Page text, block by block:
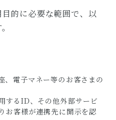
的に必要な範囲で、以
、電子マネー等のお客さまの
するID、その他外部サービ
お客様が連携先に開示を認